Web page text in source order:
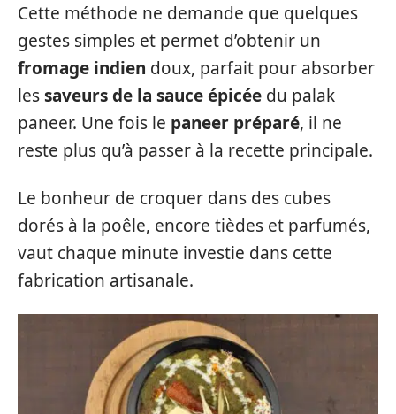
Cette méthode ne demande que quelques
gestes simples et permet d’obtenir un
fromage indien doux, parfait pour absorber
lessaveurs de la sauce épicée du palak
paneer. Une fois le paneer préparé, il ne
reste plus qu’à passer à la recette principale.
Le bonheur de croquer dans des cubes
dorés à la poêle, encore tièdes et parfumés,
vaut chaque minute investie dans cette
fabrication artisanale.